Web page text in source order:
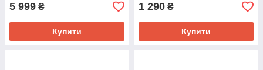
5 999 ₴
Купити
1 290 ₴
Купити